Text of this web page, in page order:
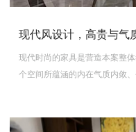
现代风设计，高贵与气
现代时尚的家具是营造本案整
个空间所蕴涵的内在气质内敛